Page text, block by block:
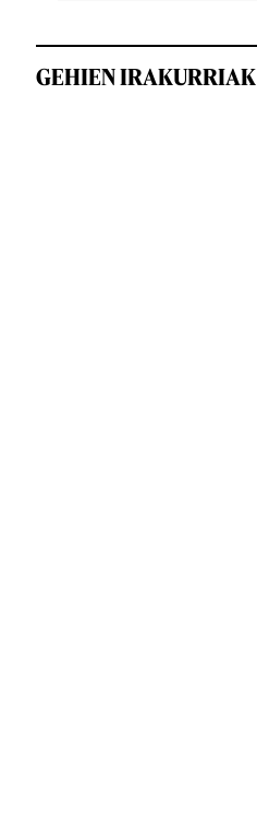
GEHIEN IRAKURRIAK